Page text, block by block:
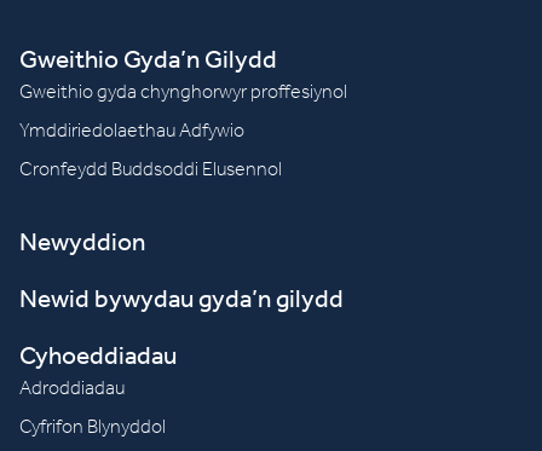
Gweithio Gyda’n Gilydd
Gweithio gyda chynghorwyr proffesiynol
Ymddiriedolaethau Adfywio
Cronfeydd Buddsoddi Elusennol
Newyddion
Newid bywydau gyda’n gilydd
Cyhoeddiadau
Adroddiadau
Cyfrifon Blynyddol